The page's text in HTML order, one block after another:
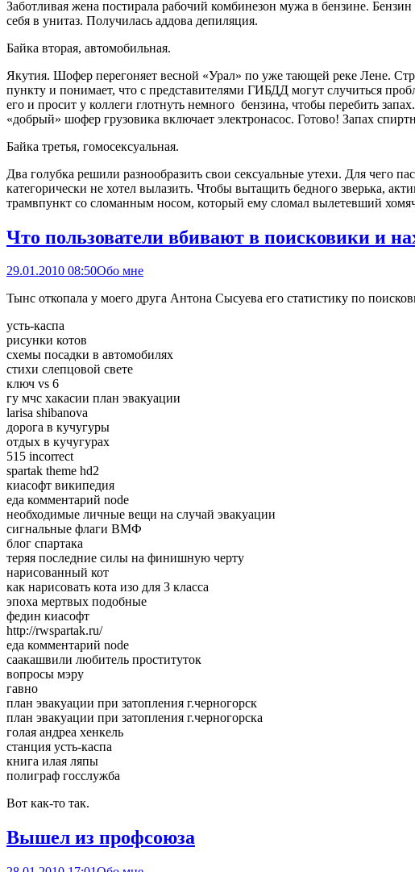
Заботливая жена постирала рабочий комбинезон мужа в бензине.
себя в унитаз. Получилась аддова депиляция.
Байка вторая, автомобильная.
Якутия. Шофер перегоняет весной «Урал» по уже тающей реке Лене.
пункту и понимает, что с представителями ГИБДД могут случиться
его и просит у коллеги глотнуть немного бензина, чтобы перебить
«добрый» шофер грузовика включает электронасос. Готово! Запах
Байка третья, гомосексуальная.
Два голубка решили разнообразить свои сексуальные утехи. Для чего
категорически не хотел вылазить. Чтобы вытащить бедного зверька,
трамвпункт со сломанным носом, который ему сломал вылетевший
Что пользователи вбивают в поисковики и
29.01.2010 08:50Обо мне
Тынс откопала у моего друга Антона Сысуева его статистику по
усть-каспа
рисунки котов
схемы посадки в автомобилях
стихи слепцовой свете
ключ vs 6
гу мчс хакасии план эвакуации
larisa shibanova
дорога в кучугуры
отдых в кучугурах
515 incorrect
spartak theme hd2
киасофт википедия
еда комментарий node
необходимые личные вещи на случай эвакуации
сигнальные флаги ВМФ
блог спартака
теряя последние силы на финишную черту
нарисованный кот
как нарисовать кота изо для 3 класса
эпоха мертвых подобные
федин киасофт
http://rwspartak.ru/
еда комментарий node
саакашвили любитель проституток
вопросы мэру
гавно
план эвакуации при затопления г.черногорск
план эвакуации при затопления г.черногорска
голая андреа хенкель
станция усть-каспа
книга илая ляпы
полиграф госслужба
Вот как-то так.
Вышел из профсоюза